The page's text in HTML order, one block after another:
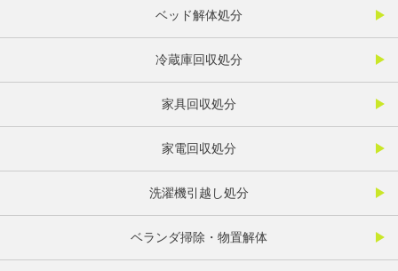
ベッド解体処分
冷蔵庫回収処分
家具回収処分
家電回収処分
洗濯機引越し処分
ベランダ掃除・物置解体